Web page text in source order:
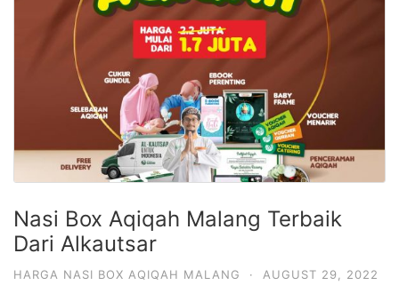
Nasi Box Aqiqah Malang Terbaik
Dari Alkautsar
HARGA NASI BOX AQIQAH MALANG · AUGUST 29, 2022